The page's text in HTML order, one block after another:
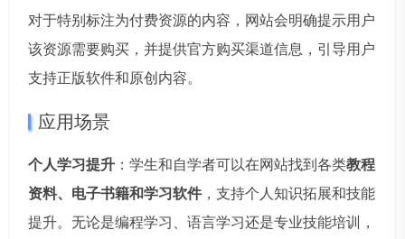
对于特别标注为付费资源的内容，网站会明确提示用户
该资源需要购买，并提供官方购买渠道信息，引导用户
支持正版软件和原创内容。
应用场景
个人学习提升 ：学生和自学者可以在网站找到各类教程
资料、电子书籍和学习软件，支持个人知识拓展和技能
提升。无论是编程学习、语言学习还是专业技能培训，